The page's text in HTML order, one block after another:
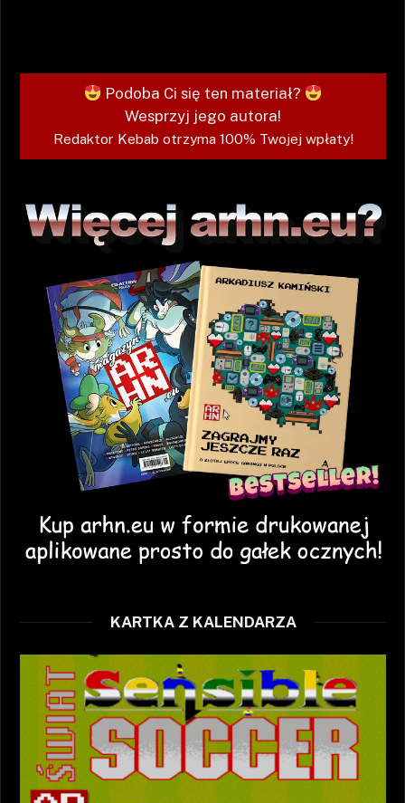
Podoba Ci się ten materiał?
Wesprzyj jego autora!
Redaktor Kebab otrzyma 100% Twojej wpłaty!
KARTKA Z KALENDARZA